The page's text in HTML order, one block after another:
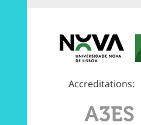
Accreditations: